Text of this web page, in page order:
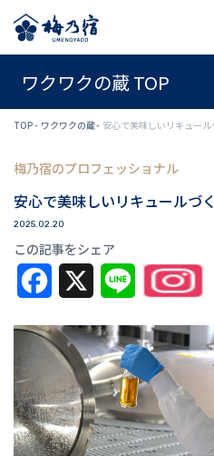
ワクワクの蔵 TOP
TOP ワクワクの蔵 安心で美味しいリキュール
梅乃宿のプロフェッショナル
安心で美味しいリキュールづ
2025.02.20
この記事をシェア
Facebook Line